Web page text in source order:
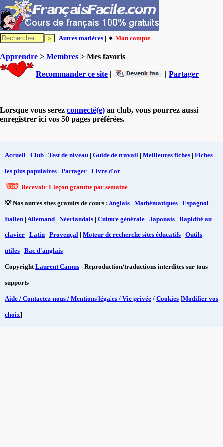
Autres matières | 🔸 Mon compte
Apprendre > Membres > Mes favoris
Recommander ce site | | Partager
Lorsque vous serez connecté(e) au club, vous pourrez aussi
enregistrer ici vos 50 pages préférées.
Accueil | Club | Test de niveau | Guide de travail | Meilleures fiches | Fiches
les plus populaires | Partager | Livre d'or
Recevoir 1 leçon gratuite par semaine
💡 Nos autres sites gratuits de cours : Anglais | Mathématiques | Espagnol |
Italien | Allemand | Néerlandais | Culture générale | Japonais | Rapidité au
clavier | Latin | Provençal | Moteur de recherche sites éducatifs | Outils
utiles | Bac d'anglais
CopyrightLaurent Camus - Reproduction/traductions interdites sur tous
supports
Aide / Contactez-nous / Mentions légales / Vie privée / Cookies [Modifier vos
choix]